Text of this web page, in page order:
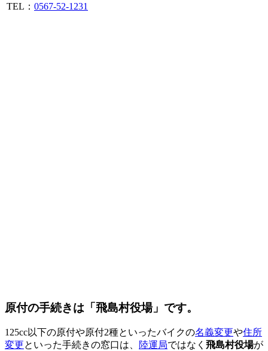
TEL： 0567-52-1231
原付の手続きは「飛島村役場」です。
125cc以下の原付や原付2種といったバイクの名義変更や住所
変更といった手続きの窓口は、 陸運局ではなく 飛島村役場が